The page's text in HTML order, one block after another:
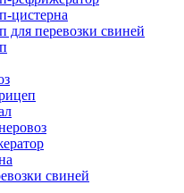
цистерна
для перевозки свиней
свиней